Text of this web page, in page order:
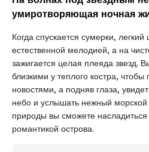
умиротворяющая ночная
Когда спускается сумерки,
естественной мелодией, а на
зажигается целая плеяда звезд.
близкими у теплого костра, чтобы
новостями, а подняв глаза,
небо и услышать нежный
природы вы сможете
романтикой острова.